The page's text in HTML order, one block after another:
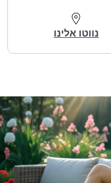
נווטו אלינו